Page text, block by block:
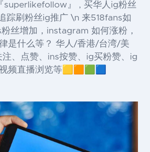
』 , 买华人ig粉丝
踪刷粉丝ig推广 \n 来518fans如
丝增加，instagram 如何涨粉，
是什么等？ 华人/香港/台湾/美
、点赞、ins按赞、ig买粉赞、ig
频直播浏览等🟨🟧🟩🟦